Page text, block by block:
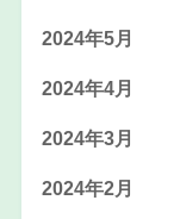
2024年5月
2024年4月
2024年3月
2024年2月